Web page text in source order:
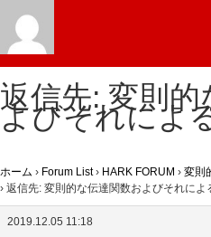
返信先: 変則的
よびそれによ
ホーム › Forum List › HARK FORUM › 変則
› 返信先: 変則的な伝達関数およびそれによ
2019.12.05 11:18